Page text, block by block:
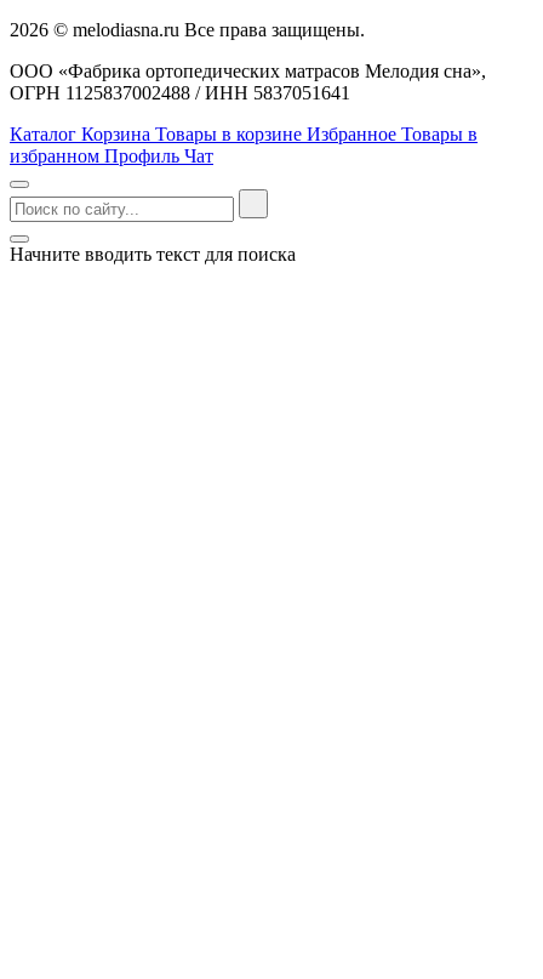
2026 © melodiasna.ru Все права защищены.
ООО «Фабрика ортопедических матрасов Мелодия сна»,
ОГРН 1125837002488 / ИНН 5837051641
Каталог Корзина Товары в корзине Избранное Товары в
избранном Профиль Чат
Начните вводить текст для поиска